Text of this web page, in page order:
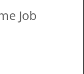
Job